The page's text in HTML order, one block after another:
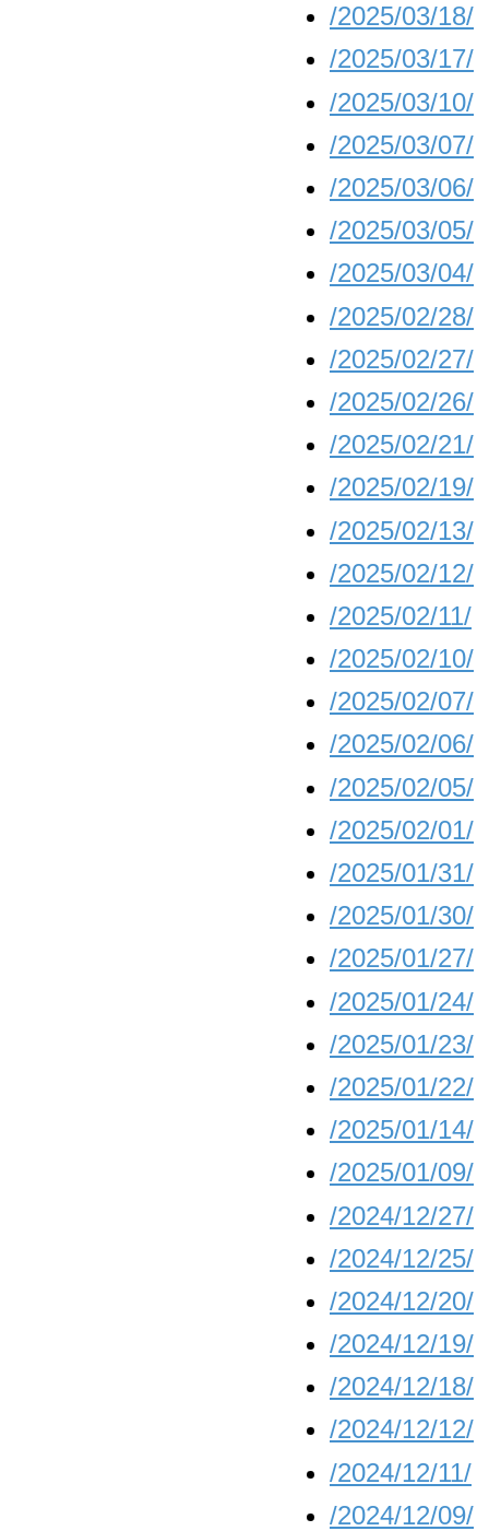
/2025/03/18/
/2025/03/17/
/2025/03/10/
/2025/03/07/
/2025/03/06/
/2025/03/05/
/2025/03/04/
/2025/02/28/
/2025/02/27/
/2025/02/26/
/2025/02/21/
/2025/02/19/
/2025/02/13/
/2025/02/12/
/2025/02/11/
/2025/02/10/
/2025/02/07/
/2025/02/06/
/2025/02/05/
/2025/02/01/
/2025/01/31/
/2025/01/30/
/2025/01/27/
/2025/01/24/
/2025/01/23/
/2025/01/22/
/2025/01/14/
/2025/01/09/
/2024/12/27/
/2024/12/25/
/2024/12/20/
/2024/12/19/
/2024/12/18/
/2024/12/12/
/2024/12/11/
/2024/12/09/